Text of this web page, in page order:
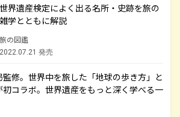
世界遺産検定によく出る名所・史跡を旅の
雑学とともに解説
旅の図鑑
2022.07.21 発売
修。世界中を旅した「地球の歩き方」と
初コラボ。世界遺産をもっと深く学べる一